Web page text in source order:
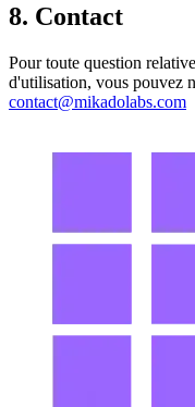
8. Contact
Pour toute question
d'utilisation, vous pouvez
contact@mikadolabs.com